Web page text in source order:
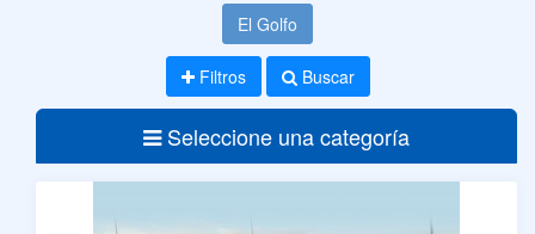
El Golfo
Filtros Buscar
Seleccione una categoría